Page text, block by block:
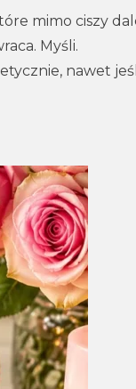
mimo ciszy
Myśli.
nawet